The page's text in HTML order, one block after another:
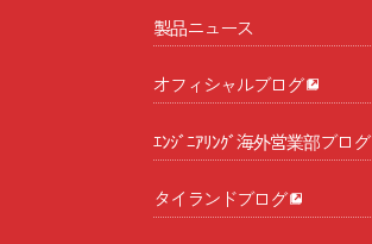
製品ニュース
オフィシャルブログ
ｴﾝｼﾞﾆｱﾘﾝｸﾞ海外営業部ブログ
タイランドブログ